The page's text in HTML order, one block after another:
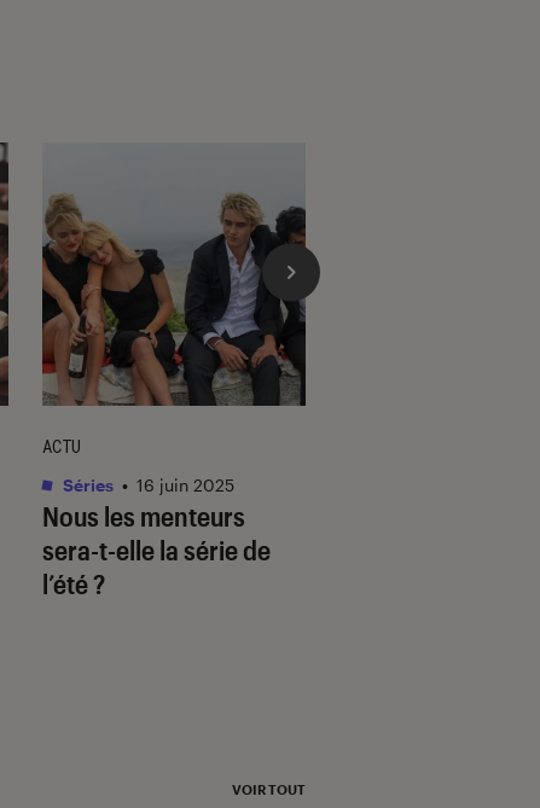
Nous les menteurs
sera-t-elle la série de
l’été ?
ACTU
Séries • 16 juin 2025
VOIR TOUT